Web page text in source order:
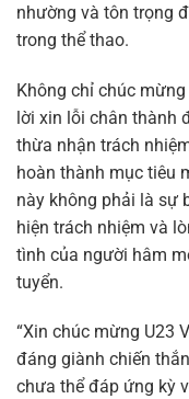
nhường và tôn trọng
trong thể thao.
Không chỉ chúc
lời xin lỗi chân thành
thừa nhận trách
hoàn thành mục tiêu
này không phải là sự
hiện trách nhiệm và
tình của người hâm
tuyển.
“Xin chúc mừng U23
đáng giành chiến
chưa thể đáp ứng kỳ